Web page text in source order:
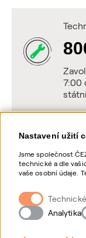
Nastavení užití
Jsme společnost
technické a dle
vaše osobní údaje.
webové stránky
analytice. Pro sběr
osobních údajů,
vašich právech,
Analytika
7:00